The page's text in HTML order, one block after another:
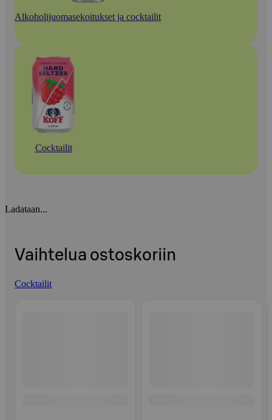
Alkoholijuomasekoitukset ja cocktailit
Cocktailit
Ladataan...
Vaihtelua ostoskoriin
Cocktailit